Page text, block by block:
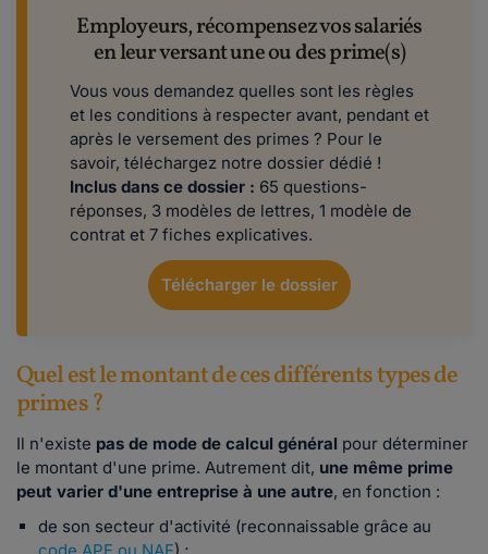
Employeurs, récompensez vos salariés
en leur versant une ou des prime(s)
Vous vous demandez quelles sont les règles
et les conditions à respecter avant, pendant et
après le versement des primes ? Pour le
savoir, téléchargez notre dossier dédié !
Inclus dans ce dossier : 65 questions-
réponses, 3 modèles de lettres, 1 modèle de
contrat et 7 fiches explicatives.
Télécharger le dossier
Quel est le montant de ces différents types de
primes ?
Il n'existe pas de mode de calcul général pour déterminer
le montant d'une prime. Autrement dit, une même prime
peut varier d'une entreprise à une autre, en fonction :
de son secteur d'activité (reconnaissable grâce au